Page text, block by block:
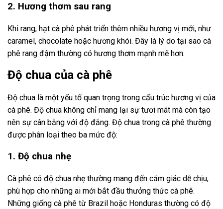
2. Hương thơm sau rang
Khi rang, hạt cà phê phát triển thêm nhiều hương vị mới, như
caramel, chocolate hoặc hương khói. Đây là lý do tại sao cà
phê rang đậm thường có hương thơm mạnh mẽ hơn.
Độ chua của cà phê
Độ chua là một yếu tố quan trọng trong cấu trúc hương vị của
cà phê. Độ chua không chỉ mang lại sự tươi mát mà còn tạo
nên sự cân bằng với độ đắng. Độ chua trong cà phê thường
được phân loại theo ba mức độ:
1. Độ chua nhẹ
Cà phê có độ chua nhẹ thường mang đến cảm giác dễ chịu,
phù hợp cho những ai mới bắt đầu thưởng thức cà phê.
Những giống cà phê từ Brazil hoặc Honduras thường có độ